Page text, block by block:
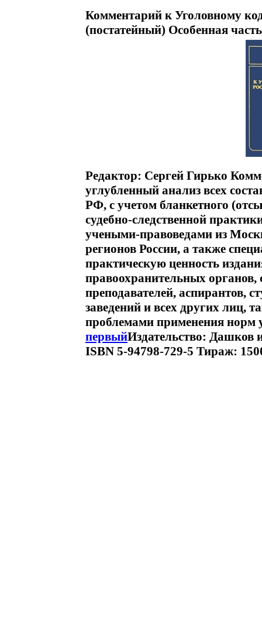
Комментарий к Уголовному
(постатейный) Особенная
Редактор: Сергей Гирько
углубленный анализ всех
РФ, с учетом бланкетного
судебно-следственной
учеными-правоведами из
регионов России, а также
практическую ценность
правоохранительных органов,
преподавателей, аспирантов,
заведений и всех других лиц,
проблемами применения норм
первыйИздательство: Дашков
ISBN 5-94798-729-5 Тираж: